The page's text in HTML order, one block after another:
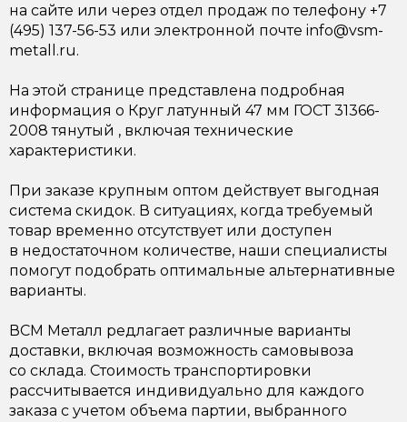
на сайте или через отдел продаж по телефону +7
(495) 137-56-53 или электронной почте info@vsm-
metall.ru.
На этой странице представлена подробная
информация о Круг латунный 47 мм ГОСТ 31366-
2008 тянутый , включая технические
характеристики.
При заказе крупным оптом действует выгодная
система скидок. В ситуациях, когда требуемый
товар временно отсутствует или доступен
в недостаточном количестве, наши специалисты
помогут подобрать оптимальные альтернативные
варианты.
ВСМ Металл редлагает различные варианты
доставки, включая возможность самовывоза
со склада. Стоимость транспортировки
рассчитывается индивидуально для каждого
заказа с учетом объема партии, выбранного